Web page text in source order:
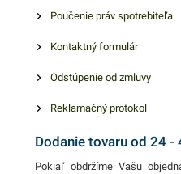
prírezom. Balenie obsahuje
našej ponuke nájdete ďalšie
podobné produkty.
Poučenie práv spotrebiteľa
Kontaktný formulár
Odstúpenie od zmluvy
Reklamačný protokol
Dodanie tovaru od 24 -
Pokiaľ obdržíme Vašu